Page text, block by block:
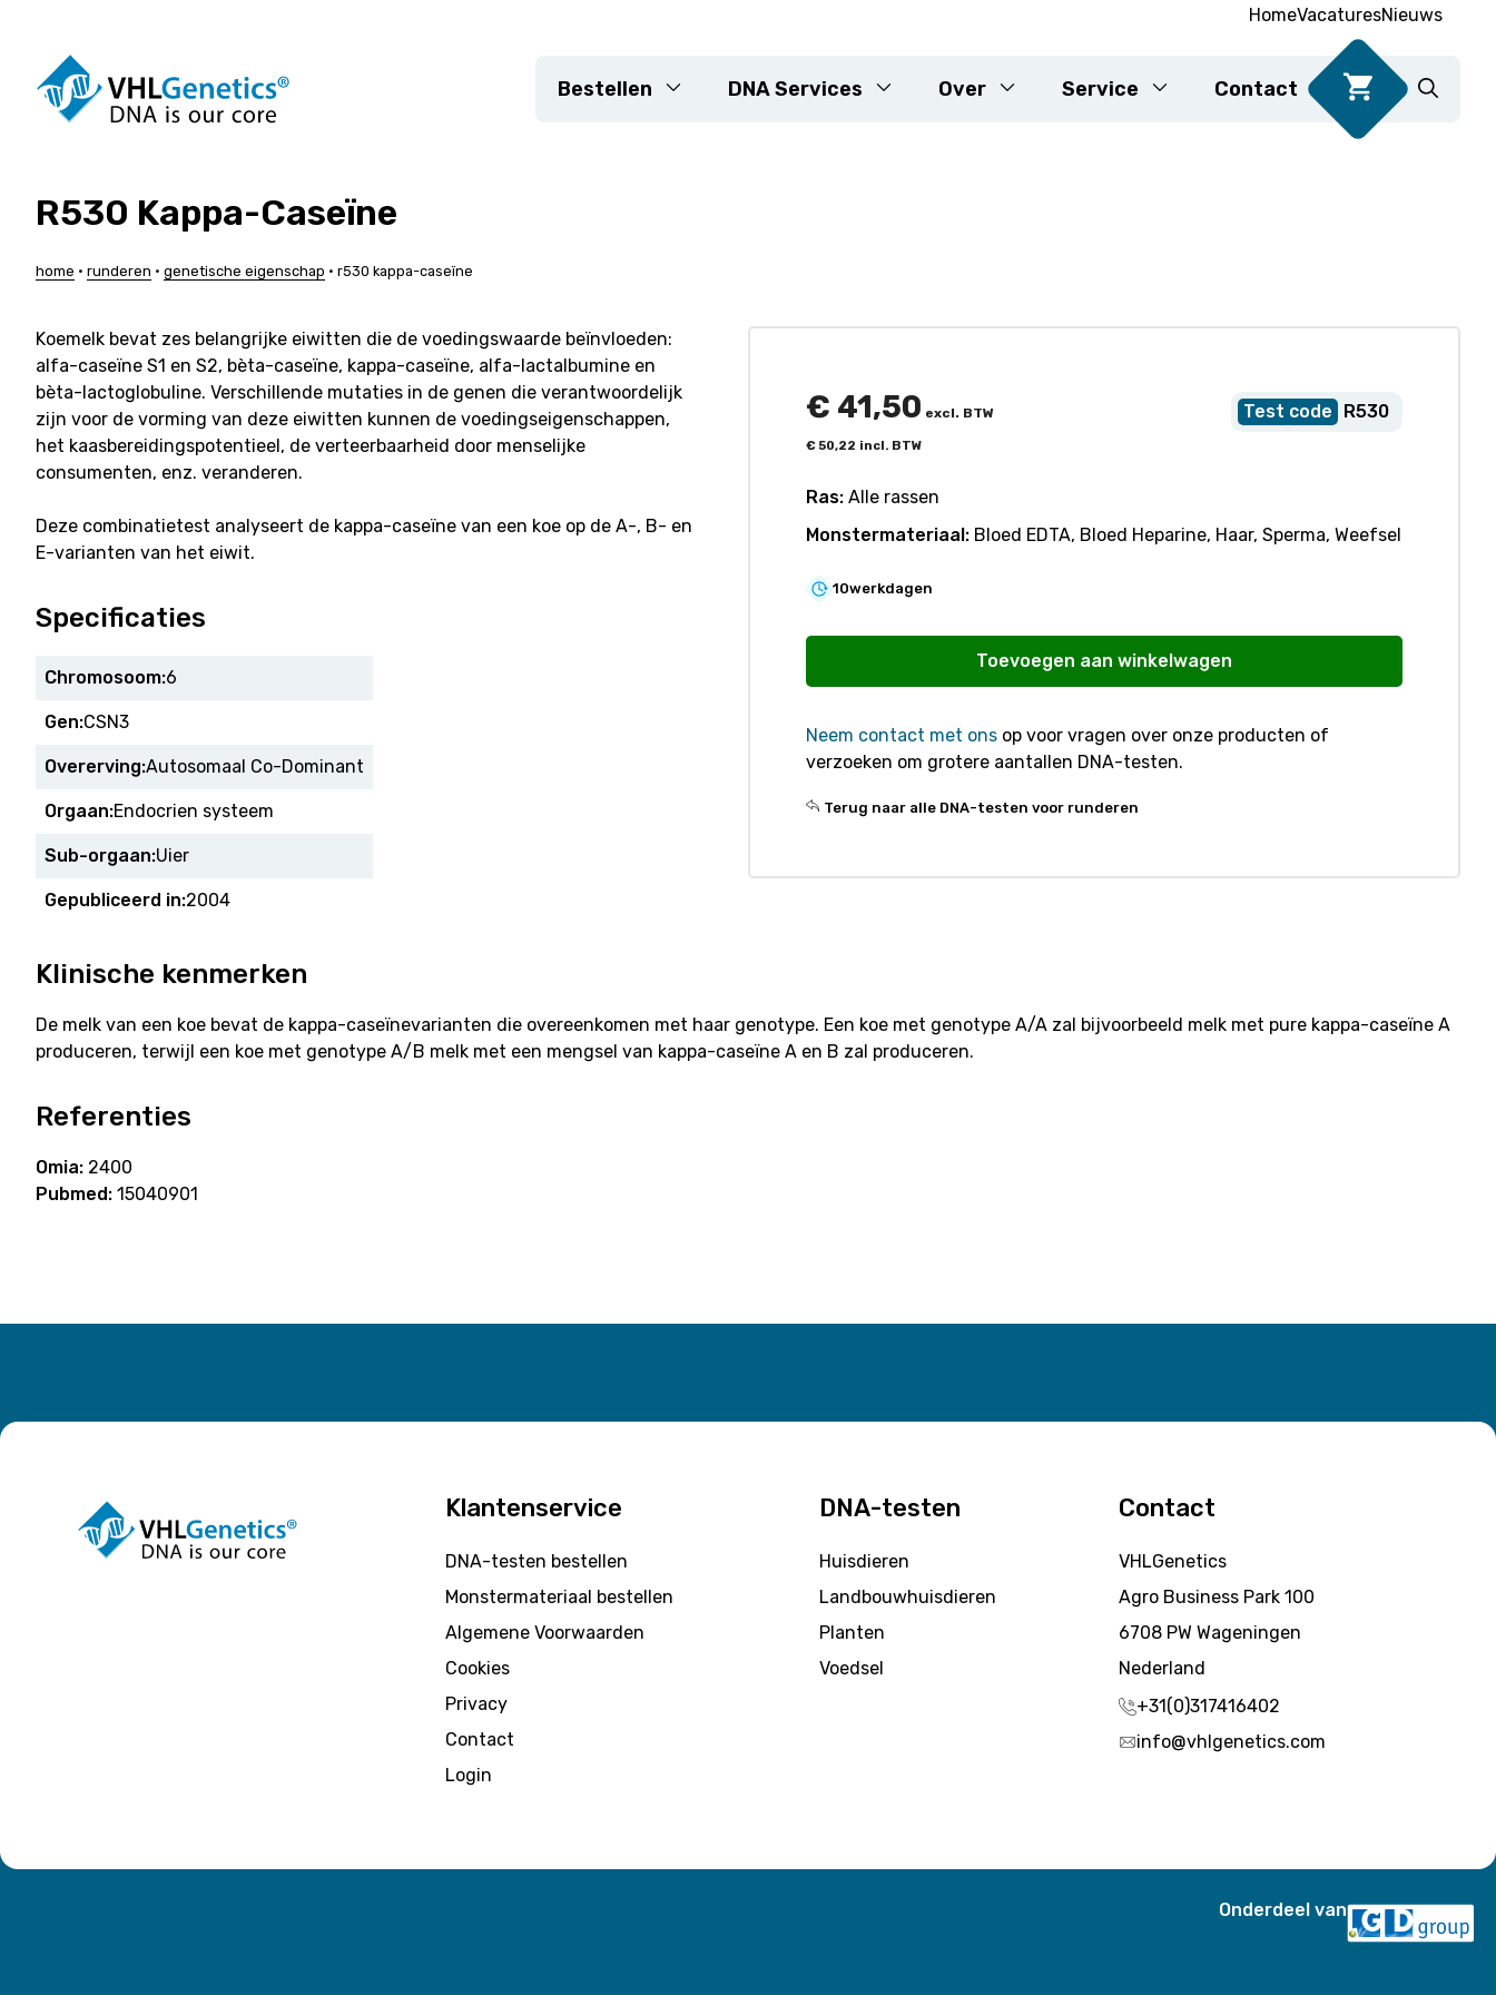
inhoud
HomeVacaturesNieuws
Bestellen DNA Services
Honden
Paarden
Duiven
Schapen
Maatwerk landbouwhuisdieren
Markerontwikkeling
Rassencontrole &
zuiverheidsverificatie
Maatwerk planten
Over Service Contact
R530 Kappa-Caseïne
home • runderen • genetische eigenschap • r530 kappa-caseïne
R530
€ 41,50 excl. BTW
€50,22 incl. BTW
Ras: Alle rassen
Monstermateriaal: Bloed EDTA, Bloed Heparine, Haar, Sperma, Weefsel
10werkdagen
Caseïne
Toevoegen aan winkelwagen
Neem contact met ons op voor vragen over onze producten of
verzoeken om grotere aantallen DNA-testen.
Terug naar alle DNA-testen voor runderen
Koemelk bevat zes belangrijke eiwitten die de voedingswaarde beïnvloeden:
alfa-caseïne S1 en S2, bèta-caseïne, kappa-caseïne, alfa-lactalbumine en
bèta-lactoglobuline. Verschillende mutaties in de genen die verantwoordelijk
zijn voor de vorming van deze eiwitten kunnen de voedingseigenschappen,
het kaasbereidingspotentieel, de verteerbaarheid door menselijke
consumenten, enz. veranderen.
Deze combinatietest analyseert de kappa-caseïne van een koe op de A-, B- en
E-varianten van het eiwit.
Specificaties
Chromosoom:6
Gen:CSN3
Overerving:Autosomaal Co-Dominant
Orgaan:Endocrien systeem
Sub-orgaan:Uier
Gepubliceerd in:2004
Klinische kenmerken
De melk van een koe bevat de kappa-caseïnevarianten die overeenkomen met haar genotype. Een koe met genotype A/A zal bijvoorbeeld melk met pure kappa-caseïne A
produceren, terwijl een koe met genotype A/B melk met een mengsel van kappa-caseïne A en B zal produceren.
Referenties
Omia: 2400
Pubmed: 15040901
Klantenservice
DNA-testen bestellen
Monstermateriaal bestellen
Algemene Voorwaarden
Cookies
Privacy
Contact
Login
DNA-testen
Huisdieren
Landbouwhuisdieren
Planten
Voedsel
Contact
VHLGenetics
Agro Business Park 100
6708 PW Wageningen
Nederland
+31(0)317416402
info@vhlgenetics.com
Onderdeel van